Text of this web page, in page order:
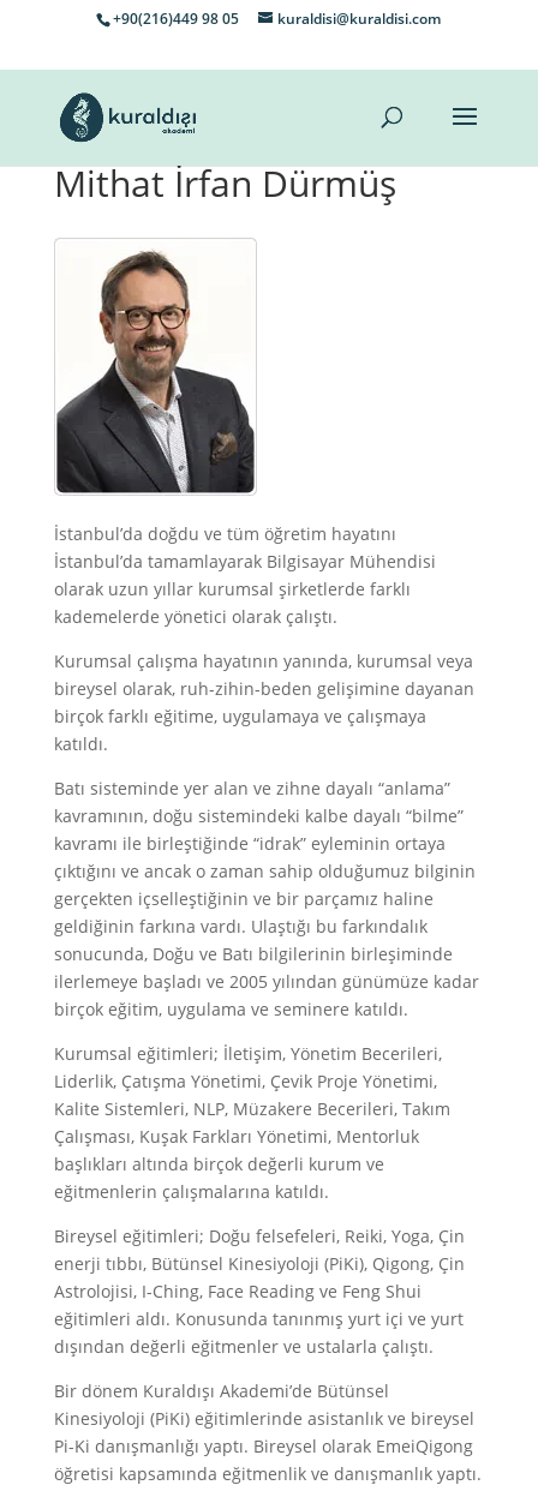
+90(216)449 98 05 kuraldisi@kuraldisi.com
Mithat İrfan Dürmüş
İstanbul’da doğdu ve tüm öğretim hayatını
İstanbul’da tamamlayarak Bilgisayar Mühendisi
olarak uzun yıllar kurumsal şirketlerde farklı
kademelerde yönetici olarak çalıştı.
Kurumsal çalışma hayatının yanında, kurumsal veya
bireysel olarak, ruh-zihin-beden gelişimine dayanan
birçok farklı eğitime, uygulamaya ve çalışmaya
katıldı.
Batı sisteminde yer alan ve zihne dayalı “anlama”
kavramının, doğu sistemindeki kalbe dayalı “bilme”
kavramı ile birleştiğinde “idrak” eyleminin ortaya
çıktığını ve ancak o zaman sahip olduğumuz bilginin
gerçekten içselleştiğinin ve bir parçamız haline
geldiğinin farkına vardı. Ulaştığı bu farkındalık
sonucunda, Doğu ve Batı bilgilerinin birleşiminde
ilerlemeye başladı ve 2005 yılından günümüze kadar
birçok eğitim, uygulama ve seminere katıldı.
Kurumsal eğitimleri; İletişim, Yönetim Becerileri,
Liderlik, Çatışma Yönetimi, Çevik Proje Yönetimi,
Kalite Sistemleri, NLP, Müzakere Becerileri, Takım
Çalışması, Kuşak Farkları Yönetimi, Mentorluk
başlıkları altında birçok değerli kurum ve
eğitmenlerin çalışmalarına katıldı.
Bireysel eğitimleri; Doğu felsefeleri, Reiki, Yoga, Çin
enerji tıbbı, Bütünsel Kinesiyoloji (PiKi), Qigong, Çin
Astrolojisi, I-Ching, Face Reading ve Feng Shui
eğitimleri aldı. Konusunda tanınmış yurt içi ve yurt
dışından değerli eğitmenler ve ustalarla çalıştı.
Bir dönem Kuraldışı Akademi’de Bütünsel
Kinesiyoloji (PiKi) eğitimlerinde asistanlık ve bireysel
Pi-Ki danışmanlığı yaptı. Bireysel olarak EmeiQigong
öğretisi kapsamında eğitmenlik ve danışmanlık yaptı.